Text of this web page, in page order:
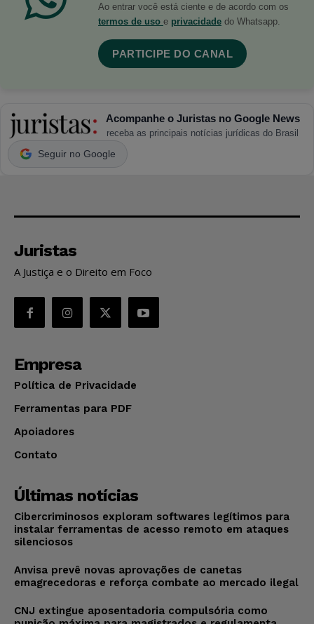
Ao entrar você está ciente e de acordo com os
termos de uso e privacidade do Whatsapp.
PARTICIPE DO CANAL
Acompanhe o Juristas no Google News
receba as principais notícias jurídicas do Brasil
Seguir no Google
Juristas
A Justiça e o Direito em Foco
Empresa
Política de Privacidade
Ferramentas para PDF
Apoiadores
Contato
Últimas notícias
Cibercriminosos exploram softwares legítimos para
instalar ferramentas de acesso remoto em ataques
silenciosos
Anvisa prevê novas aprovações de canetas
emagrecedoras e reforça combate ao mercado ilegal
CNJ extingue aposentadoria compulsória como